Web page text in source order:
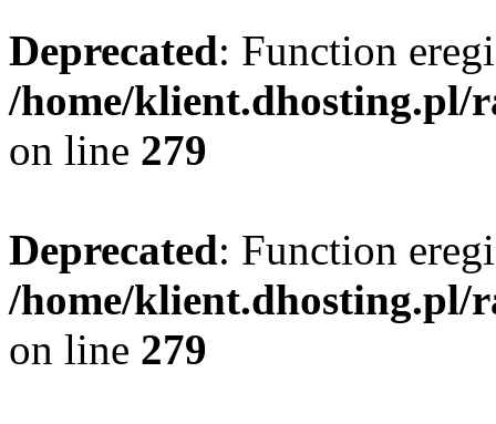
Deprecated: Function
/home/klient.dhosting.pl/
on line 279
Deprecated: Function
/home/klient.dhosting.pl/
on line 279